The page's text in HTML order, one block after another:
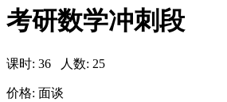
考研数学冲刺段
课时: 36 人数: 25
价格: 面谈